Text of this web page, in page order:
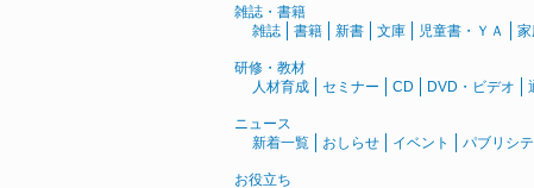
雑誌・書籍
雑誌
書籍 新書 文庫 児童書・ＹＡ 家
研修・教材
人材育成
セミナー CD DVD・ビデオ
ニュース
新着一覧
おしらせ イベント パブリシ
お役立ち